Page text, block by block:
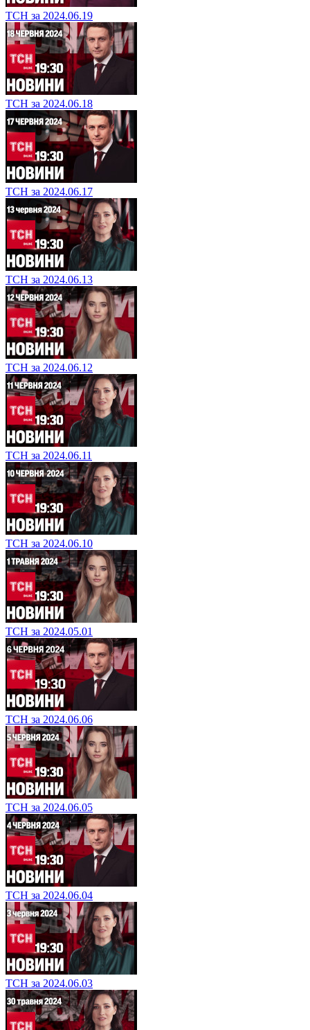
ТСН за 2024.06.19
ТСН за 2024.06.18
ТСН за 2024.06.17
ТСН за 2024.06.13
ТСН за 2024.06.12
ТСН за 2024.06.11
ТСН за 2024.06.10
ТСН за 2024.05.01
ТСН за 2024.06.06
ТСН за 2024.06.05
ТСН за 2024.06.04
ТСН за 2024.06.03